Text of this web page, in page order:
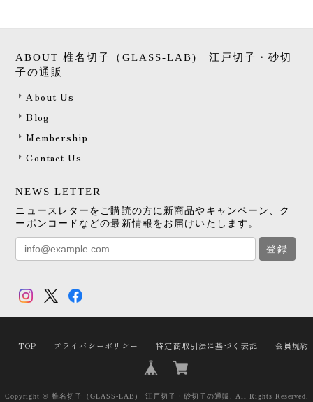
ABOUT 椎名切子（GLASS-LAB) 江戸切子・砂切
子の通販
About Us
Blog
Membership
Contact Us
NEWS LETTER
ニュースレターをご購読の方に新商品やキャンペーン、ク
ーポンコードなどの最新情報をお届けいたします。
登録
TOP プライバシーポリシー 特定商取引法に基づく表記 会員規約
Copyright © 椎名切子（GLASS-LAB) 江戸切子・砂切子の通販. All Rights Reserved.